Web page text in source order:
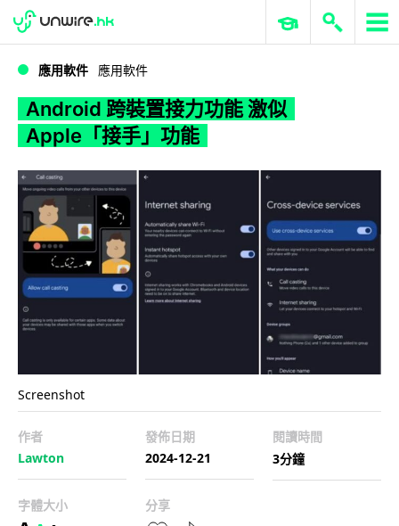
WWDC 2026 ERP 與商業 AI
應用軟件 應用軟件
Android 跨裝置接力功能 激似
Apple「接手」功能
Screenshot
作者
Lawton
發佈日期
2024-12-21
閱讀時間
3分鐘
字體大小 分享